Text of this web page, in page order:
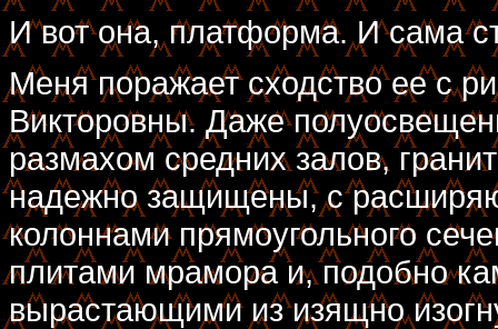
И вот она, платформа. И сама
Меня поражает сходство ее с
Викторовны. Даже
размахом средних залов,
надежно защищены, с
колоннами прямоугольного
плитами мрамора и, подобно
вырастающими из изящно